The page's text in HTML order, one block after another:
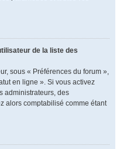
de la liste des
sous « Préférences du forum »,
en ligne ». Si vous activez
administrateurs, des
alors comptabilisé comme étant